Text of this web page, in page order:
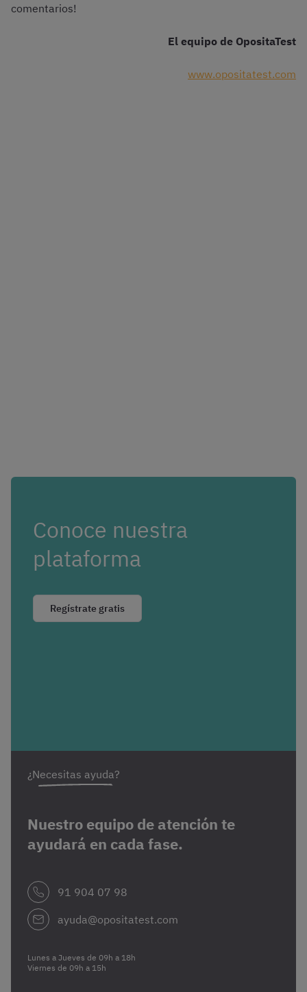
comentarios!
El equipo de OpositaTest
www.opositatest.com
Conoce nuestra
plataforma
Regístrate gratis
¿Necesitas ayuda?
Nuestro equipo de atención te
ayudará en cada fase.
91 904 07 98
ayuda@opositatest.com
Lunes a Jueves de 09h a 18h
Viernes de 09h a 15h